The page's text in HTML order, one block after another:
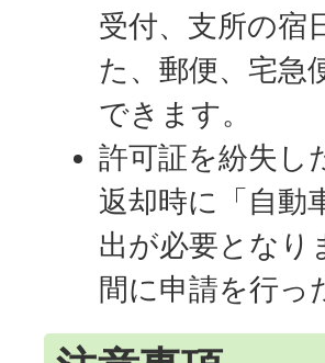
受付、支所の宿
た、郵便、宅急
できます。
許可証を紛失し
返却時に「自動
出が必要となり
間に申請を行っ